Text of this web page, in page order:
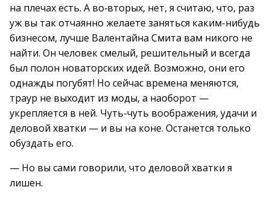
на плечах есть. А во‐вторых, нет, я считаю, что, раз
уж вы так отчаянно желаете заняться каким-нибудь
бизнесом, лучше Валентайна Смита вам никого не
найти. Он человек смелый, решительный и всегда
был полон новаторских идей. Возможно, они его
однажды погубят! Но сейчас времена меняются,
траур не выходит из моды, а наоборот —
укрепляется в ней. Чуть-чуть воображения, удачи и
деловой хватки — и вы на коне. Останется только
обуздать его.
— Но вы сами говорили, что деловой хватки я
лишен.